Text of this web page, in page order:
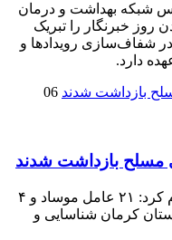
شبکه بهداشت و درمان
روز خبرنگار را تبریک
شفاف‌سازی رویدادها و
دارد.
06
محمودآباد آنلاین : وزارت اطلاعات اعلام کرد: ۲۱ عامل موساد و ۴
کرمان شناسایی و